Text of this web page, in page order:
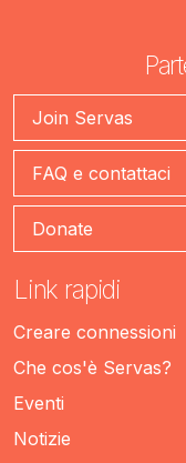
Join Servas
FAQ e contattaci
Donate
Link rapidi
Creare connessioni
Che cos'è Servas?
Eventi
Notizie